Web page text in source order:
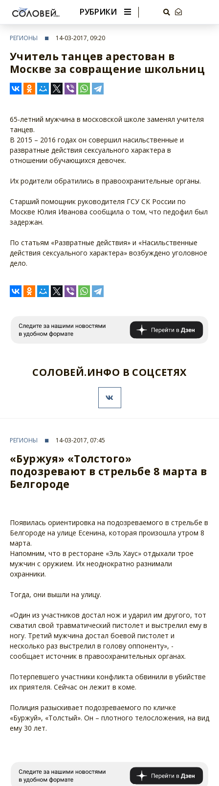
РУБРИКИ
РЕГИОНЫ 14-03-2017, 09:20
Учитель танцев арестован в
Москве за совращение школьниц
65-летний мужчина в московской школе заменял учителя
танцев.
В 2015 – 2016 годах он совершил насильственные и
развратные действия сексуального характера в
отношении обучающихся девочек.
Их родители обратились в правоохранительные органы.
Старший помощник руководителя ГСУ СК России по
Москве Юлия Иванова сообщила о том, что педофил был
задержан.
По статьям «Развратные действия» и «Насильственные
действия сексуального характера» возбуждено уголовное
дело.
СОЛОВЕЙ.ИНФО В СОЦСЕТЯХ
РЕГИОНЫ 14-03-2017, 07:45
«Буржуя» «Толстого»
подозревают в стрельбе 8 марта в
Белгороде
Появилась ориентировка на подозреваемого в стрельбе в
Белгороде на улице Есенина, которая произошла утром 8
марта.
Напомним, что в ресторане «Эль Хаус» отдыхали трое
мужчин с оружием. Их неоднократно разнимали
охранники.
Тогда, они вышли на улицу.
«Один из участников достал нож и ударил им другого, тот
схватил свой травматический пистолет и выстрелил ему в
ногу. Третий мужчина достал боевой пистолет и
несколько раз выстрелил в голову оппоненту», -
сообщает источник в правоохранительных органах.
Потерпевшего участники конфликта обвинили в убийстве
их приятеля. Сейчас он лежит в коме.
Полиция разыскивает подозреваемого по кличке
«Буржуй», «Толстый». Он – плотного телосложения, на вид
ему 30 лет.